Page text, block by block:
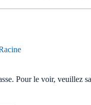
Pour le voir, veuillez